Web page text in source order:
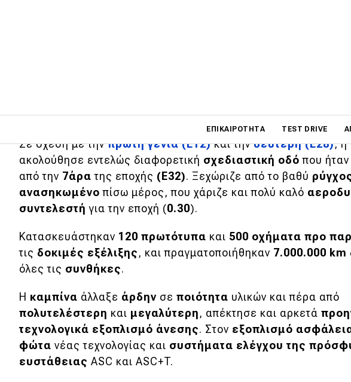
ΕΠΙΚΑΙΡΌΤΗΤΑ TEST DRIVE
Main navigation
Επικαιρότητα
Νέα μοντέλα
Πρωτότυπα
Ελλάδα
Τεχνολογία
Ασφάλεια
Αγορά
με την τρίτη γενιά του μοντέλου που παρουσιάστηκε το
Σε σχέση με τηνπρώτη γενιά (Ε12)και τηνδεύτερη (E28), η
ακολούθησε εντελώς διαφορετική σχεδιαστική οδό που
από την 7άρατης εποχής (Ε32). Ξεχώριζε από το βαθύ
ανασηκωμένοπίσω μέρος, που χάριζε και πολύ καλό
συντελεστή για την εποχή (0.30).
Κατασκευάστηκαν 120 πρωτότυπα και 500 οχήματα προ
τις δοκιμές εξέλιξης, και πραγματοποιήθηκαν 7.000.000 km
όλες τις συνθήκες.
Η καμπίνα άλλαξε άρδην σε ποιότητα υλικών και πέρα από
πολυτελέστερη και μεγαλύτερη, απέκτησε και αρκετά
τεχνολογικά εξοπλισμό άνεσης. Στον εξοπλισμό
φώτα νέας τεχνολογίας και συστήματα ελέγχου της
ευστάθειας ASC και ASC+T.